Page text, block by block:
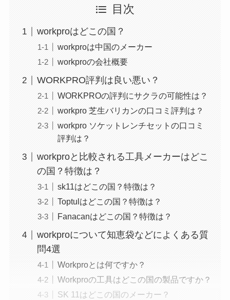
目次
workproはどこの国？
workproは中国のメーカー
workproの会社概要
WORKPRO評判は良い悪い？
WORKPROの評判にサクラの可能性は？
workpro 芝生バリカンの口コミ評判は？
workpro ソケットレンチセットの口コミ
評判は？
workproと比較される工具メーカーはどこ
の国？特徴は？
sk11はどこの国？特徴は？
Toptulはどこの国？特徴は？
Fanacanはどこの国？特徴は？
workproについて知恵袋などによくある質
問4選
Workproとは何ですか？
Workproの工具はどこの国の製品ですか？
SK 11はどこの国のメーカー？